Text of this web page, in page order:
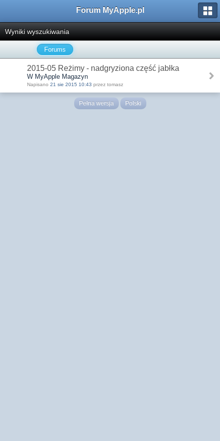
Forum MyApple.pl
Wyniki wyszukiwania
Forums
2015-05 Reżimy - nadgryziona część jabłka
W MyApple Magazyn
Napisano 21 sie 2015 10:43 przez tomasz
Pełna wersja Polski